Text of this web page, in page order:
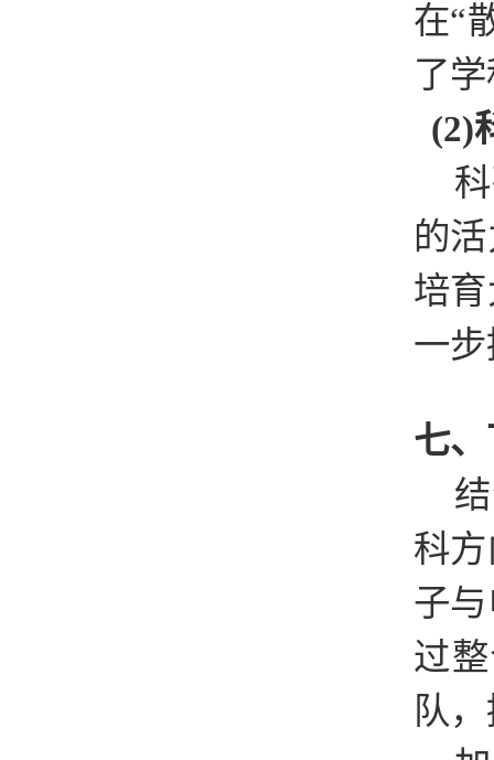
在“
了
(2)
的
培
一
七
科
子
过
队